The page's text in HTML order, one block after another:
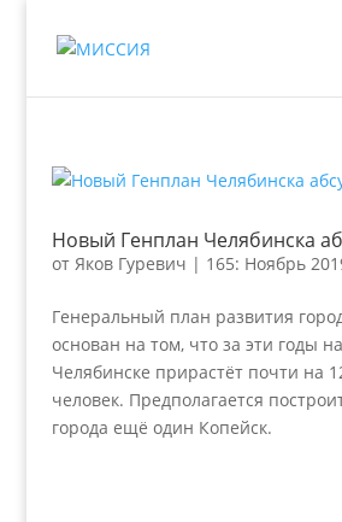
Новый Генплан Челябинска
от Яков Гуревич | 165: Ноябрь
Генеральный план развития
основан на том, что за эти годы
Челябинске прирастёт почти на
человек. Предполагается
города ещё один Копейск.